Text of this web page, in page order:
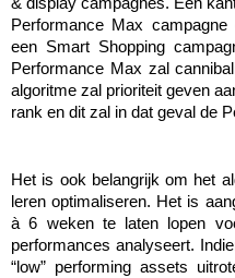
& display campagnes. Een
Performance Max
een Smart Shopping
Performance Max zal
algoritme zal prioriteit geven
rank en dit zal in dat geval de
Het is ook belangrijk om het
leren optimaliseren. Het is
à 6 weken te laten lopen
performances analyseert.
“low” performing assets